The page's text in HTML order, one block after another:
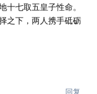
七取五皇子性命。
之下，两人携手砥砺
回复